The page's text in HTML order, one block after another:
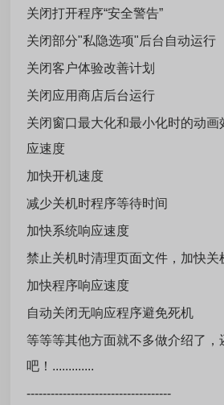
关闭打开程序“安全警告”
关闭部分"私隐选项"后台自动运行
关闭客户体验改善计划
关闭应用商店后台运行
关闭窗口最大化和最小化时的动画
应速度
加快开机速度
减少关机时程序等待时间
加快系统响应速度
禁止关机时清理页面文件，加快关
加快程序响应速度
自动关闭无响应程序避免死机
等等等其他方面就不多做介绍了，
吧！.............
------------------------------------